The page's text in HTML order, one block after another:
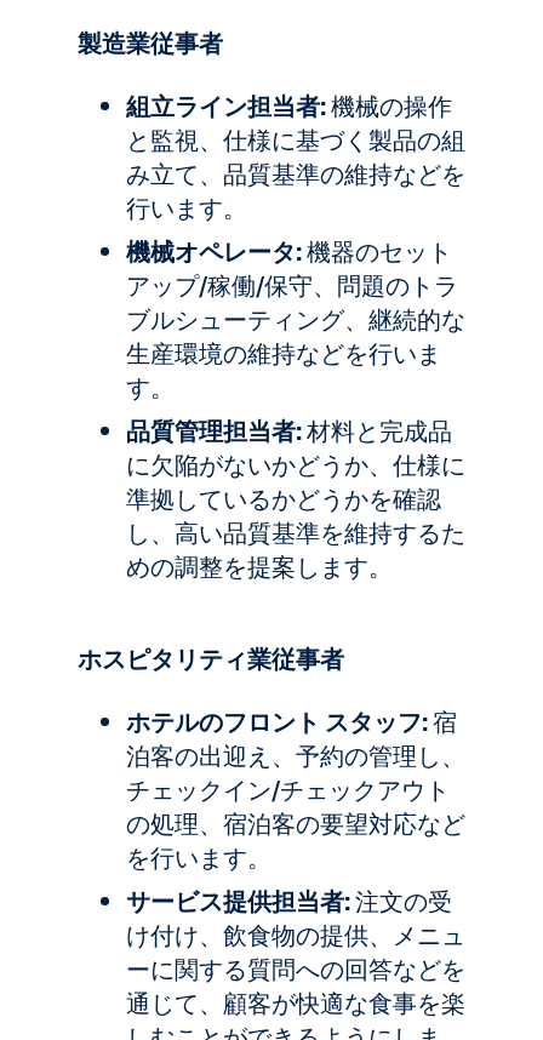
製造業従事者
組立ライン担当者:機械の操作
と監視、仕様に基づく製品の組
み立て、品質基準の維持などを
行います。
機械オペレータ:機器のセット
アップ/稼働/保守、問題のトラ
ブルシューティング、継続的な
生産環境の維持などを行いま
す。
品質管理担当者:材料と完成品
に欠陥がないかどうか、仕様に
準拠しているかどうかを確認
し、高い品質基準を維持するた
めの調整を提案します。
ホスピタリティ業従事者
ホテルのフロント スタッフ:宿
泊客の出迎え、予約の管理し、
チェックイン/チェックアウト
の処理、宿泊客の要望対応など
を行います。
サービス提供担当者:注文の受
け付け、飲食物の提供、メニュ
ーに関する質問への回答などを
通じて、顧客が快適な食事を楽